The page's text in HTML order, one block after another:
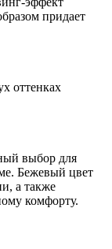
придает
оттенках
выбор для
Бежевый цвет
а также
комфорту.